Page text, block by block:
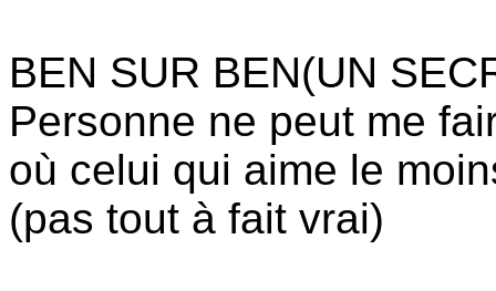
BEN SUR BEN(UN
Personne ne peut me
où celui qui aime le
(pas tout à fait vrai)